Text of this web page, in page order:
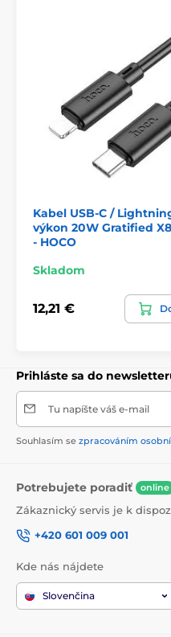
Kabel USB-C /
výkon 20W Gratified
- HOCO
Skladom
12,21 €
Prihláste sa do
Tu napíšte váš e-mail
Souhlasím se zpracováním
Potrebujete poradiť online
Zákaznický servis je k
+420 601 009 001
Kde nás nájdete
Slovenčina